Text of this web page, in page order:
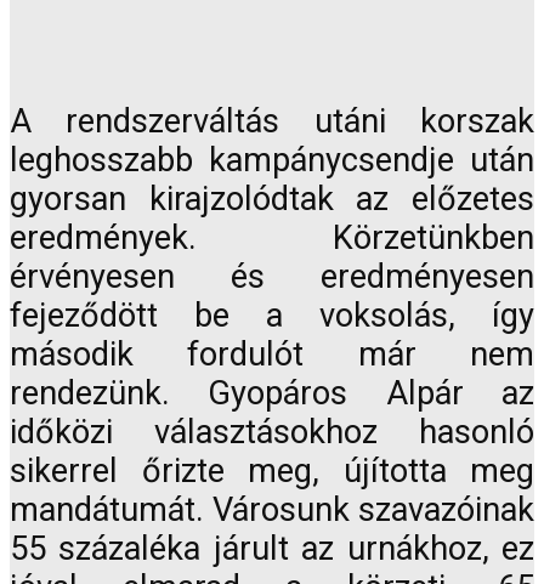
A rendszerváltás utáni korszak
leghosszabb kampánycsendje után
gyorsan kirajzolódtak az előzetes
eredmények. Körzetünkben
érvényesen és eredményesen
fejeződött be a voksolás, így
második fordulót már nem
rendezünk. Gyopáros Alpár az
időközi választásokhoz hasonló
sikerrel őrizte meg, újította meg
mandátumát. Városunk szavazóinak
55 százaléka járult az urnákhoz, ez